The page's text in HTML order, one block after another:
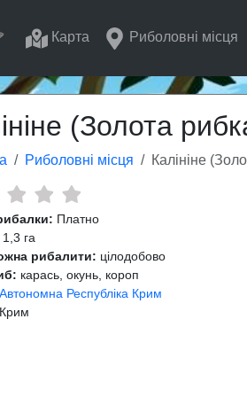
Карта Риболовні місця
(Золота
Риболовні місця Калініне
Платно
1,3 га
рибалити: цілодобово
карась, окунь, короп
Автономна Республіка Крим
Крим